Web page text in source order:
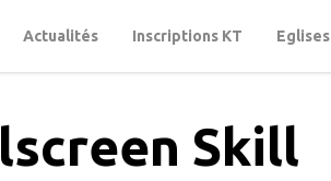
Actualités Inscriptions KT Eglises
Skill